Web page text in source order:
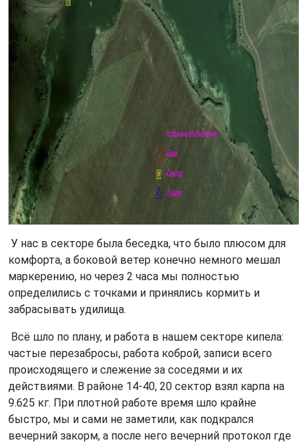
У нас в секторе была беседка, что было плюсом для
комфорта, а боковой ветер конечно немного мешал
маркерению, но через 2 часа мы полностью
определились с точками и принялись кормить и
забрасывать удилища.
Всё шло по плану, и работа в нашем секторе кипела:
частые перезабросы, работа коброй, записи всего
происходящего и слежение за соседями и их
действиями. В районе 14-40, 20 сектор взял карпа на
9.625 кг. При плотной работе время шло крайне
быстро, мы и сами не заметили, как подкрался
вечерний закорм, а после него вечерний протокол где